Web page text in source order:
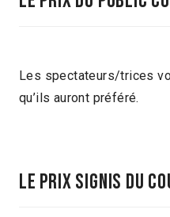
Les spectateurs/trices
qu’ils auront préféré.
LE PRIX SIGNIS DU